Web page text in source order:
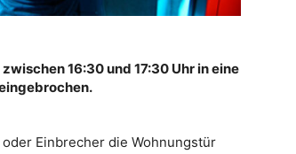
16:30 und 17:30 Uhr in eine
Einbrecher die Wohnungstür